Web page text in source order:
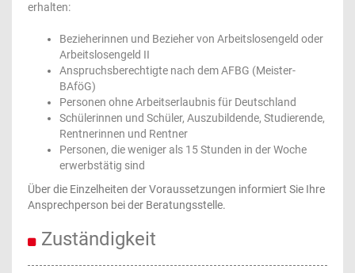
erhalten:
Bezieherinnen und Bezieher von Arbeitslosengeld oder
Arbeitslosengeld II
Anspruchsberechtigte nach dem AFBG (Meister-
BAföG)
Personen ohne Arbeitserlaubnis für Deutschland
Schülerinnen und Schüler, Auszubildende, Studierende,
Rentnerinnen und Rentner
Personen, die weniger als 15 Stunden in der Woche
erwerbstätig sind
Über die Einzelheiten der Voraussetzungen informiert Sie Ihre
Ansprechperson bei der Beratungsstelle.
Zuständigkeit